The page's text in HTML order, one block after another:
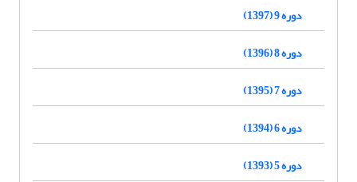
دوره 9 (1397)
دوره 8 (1396)
دوره 7 (1395)
دوره 6 (1394)
دوره 5 (1393)